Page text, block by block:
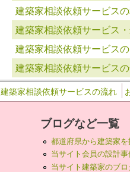
建築家相談依頼サービス
建築家相談依頼サービス
建築家相談依頼サービス
建築家相談依頼サービス
建築家相談依頼サービスの流れ
ブログなど一覧
都道府県から建築家を
当サイト会員の設計事
当サイト建築家のブ